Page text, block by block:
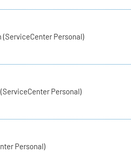
Personal)
Personal)
Personal)